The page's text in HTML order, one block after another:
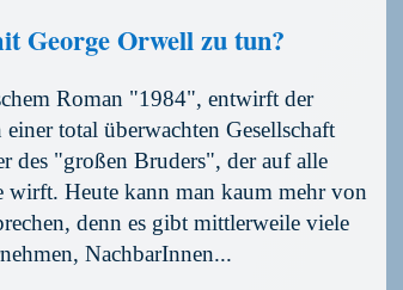
George Orwell zu tun?
Roman "1984", entwirft der
total überwachten Gesellschaft
des "großen Bruders", der auf alle
wirft. Heute kann man kaum mehr von
denn es gibt mittlerweile viele
NachbarInnen...